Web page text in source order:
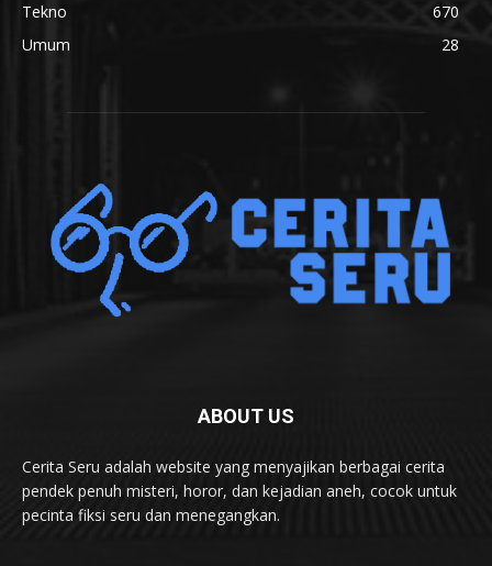
Tekno
670
Umum
28
ABOUT US
Cerita Seru adalah website yang menyajikan berbagai cerita
pendek penuh misteri, horor, dan kejadian aneh, cocok untuk
pecinta fiksi seru dan menegangkan.